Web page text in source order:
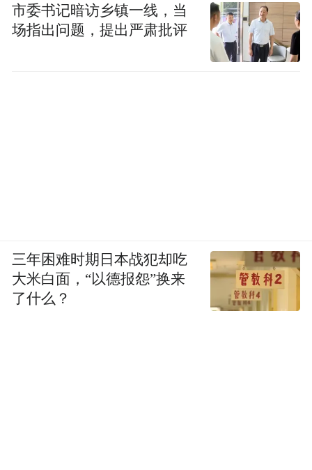
市委书记暗访乡镇一线，当
场指出问题，提出严肃批评
三年困难时期日本战犯却吃
大米白面，“以德报怨”换来
了什么？